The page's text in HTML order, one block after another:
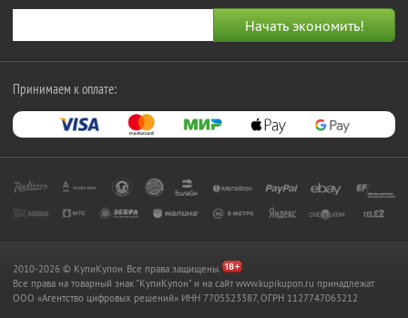
Принимаем к оплате:
2010-2026 © КупиКупон. Все права защищены.
Все права на товарный знак "КупиКупон" и на сайт www.kupikupon.ru принадлежат
OOO «Агентство цифровых решений» ИНН 7705523387, ОГРН 1127747063212